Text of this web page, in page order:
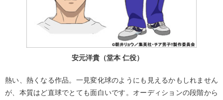
安元洋貴（堂本 仁役）
熱い、熱くなる作品。一見変化球のようにも見えるかもしれません
が、本質はど直球でとても面白いです。オーディションの段階から